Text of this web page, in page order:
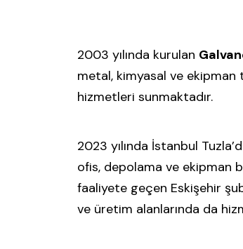
2003 yılında kurulan
metal, kimyasal ve ekipman
hizmetleri sunmaktadır.
2023 yılında İstanbul
ofis, depolama ve ekipman
faaliyete geçen Eskişehir
ve üretim alanlarında da